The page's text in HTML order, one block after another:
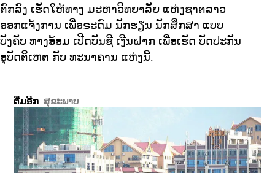
ຕົກລົງ ເຮັດໃຫ້ທາງ ມະຫາວິທຍາລັຍ ແຫ່ງຊາຕລາວ
ອອກແຈ້ງການ ເພື່ອຣະດົມ ນັກຮຽນ ນັກສຶກສາ ແບບ
ບັງຄັບ ທາງອ້ອມ ເປີດບັນຊີ ເງີນຝາກ ເພື່ອເຮັດ ບັດປະກັນ
ອຸບັດຕິເຫຕ ກັບ ທະນາຄານ ແຫ່ງນີ້.
ຕື່ມອີກ ສຸຂະພາບ